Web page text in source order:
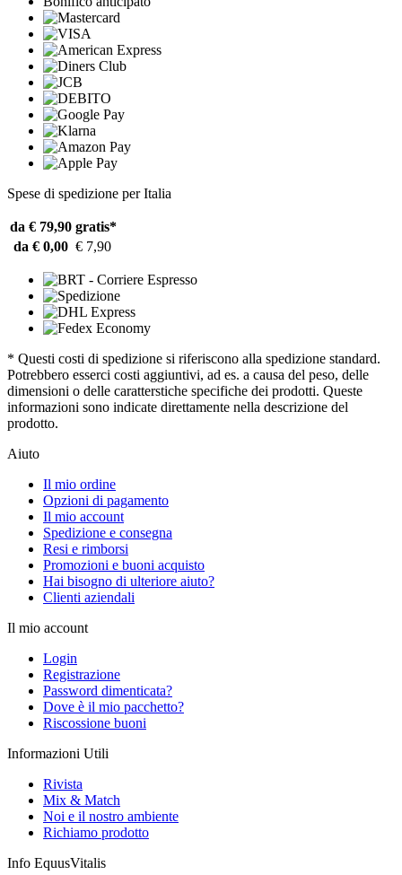
Spese di spedizione per Italia
da € 79,90 gratis*
da € 0,00 € 7,90
* Questi costi di spedizione si riferiscono alla spedizione standard.
Potrebbero esserci costi aggiuntivi, ad es. a causa del peso, delle
dimensioni o delle caratterstiche specifiche dei prodotti. Queste
informazioni sono indicate direttamente nella descrizione del
prodotto.
Aiuto
Il mio ordine
Opzioni di pagamento
Il mio account
Spedizione e consegna
Resi e rimborsi
Promozioni e buoni acquisto
Hai bisogno di ulteriore aiuto?
Clienti aziendali
Il mio account
Login
Registrazione
Password dimenticata?
Dove è il mio pacchetto?
Riscossione buoni
Informazioni Utili
Rivista
Mix & Match
Noi e il nostro ambiente
Richiamo prodotto
Info EquusVitalis